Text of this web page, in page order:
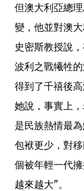
但澳大利亞總
變，他並對澳
史密斯教授說
波利之戰犧牲
得到了千禧後
她說，事實上
是民族熱情最
包袱更少，對
個被年輕一代
越來越大"。